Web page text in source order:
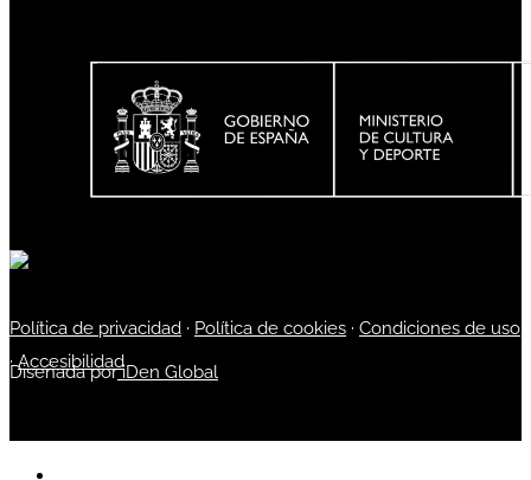
Política de privacidad · Política de cookies · Condiciones de uso
·Accesibilidad
Diseñada poriDen Global